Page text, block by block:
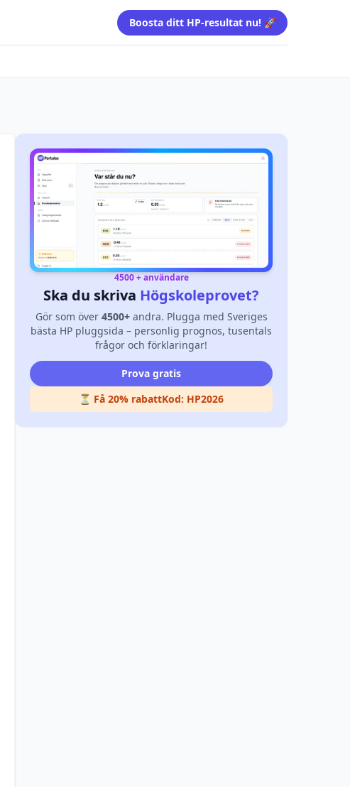
Boosta ditt HP-resultat nu! 🚀
4500 + användare
Ska du skriva Högskoleprovet?
Gör som över 4500+andra. Plugga med Sveriges
bästa HP pluggsida – personlig prognos, tusentals
frågor och förklaringar!
Prova gratis
⏳ Få 20% rabattKod: HP2026